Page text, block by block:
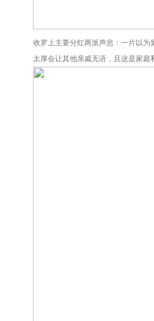
收罗上主要分红两派声息：一片以为
太厚会让其他亲戚无语，且这是家庭